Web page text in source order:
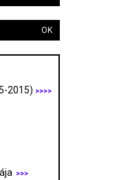
OK
2015) >>>>
>>>